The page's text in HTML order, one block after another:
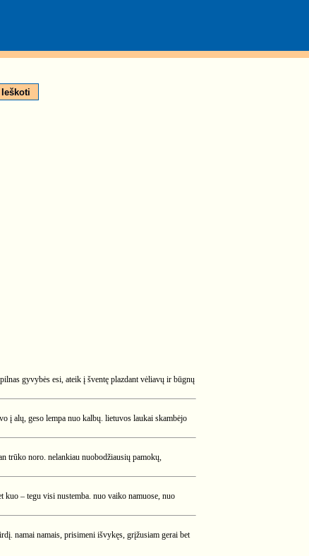
gyvybės esi, ateik į šventę plazdant vėliavų ir būgnų
į alų, geso lempa nuo kalbų. lietuvos laukai skambėjo
trūko noro. nelankiau nuobodžiausių pamokų,
kuo – tegu visi nustemba. nuo vaiko namuose, nuo
namai namais, prisimeni išvykęs, grįžusiam gerai bet